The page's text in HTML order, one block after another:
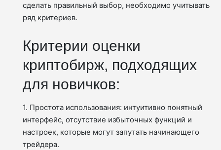
сделать правильный выбор, необходимо учитывать
ряд критериев.
Критерии оценки
криптобирж, подходящих
для новичков:
1. Простота использования: интуитивно понятный
интерфейс, отсутствие избыточных функций и
настроек, которые могут запутать начинающего
трейдера.